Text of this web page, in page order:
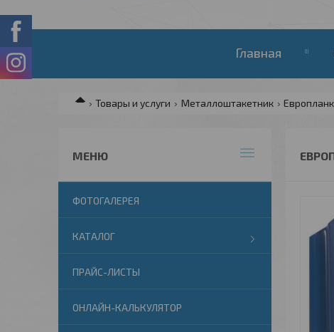
Главная
Товары и услуги Металлоштакетник
ФОТОГАЛЕРЕЯ
КАТАЛОГ
ПРАЙС-ЛИСТЫ
ОНЛАЙН-КАЛЬКУЛЯТОР